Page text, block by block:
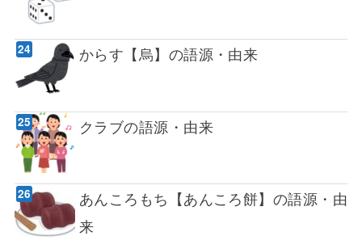
からす【烏】の語源・由来
クラブの語源・由来
あんころもち【あんころ餅】の語源・由
来